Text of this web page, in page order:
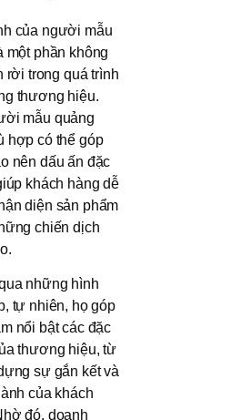
của người mẫu
một phần không
rời trong quá trình
thương hiệu.
mẫu quảng
hợp có thể góp
nên dấu ấn đặc
khách hàng dễ
diện sản phẩm
chiến dịch
những hình
tự nhiên, họ góp
nổi bật các đặc
thương hiệu, từ
sự gắn kết và
của khách
đó, doanh